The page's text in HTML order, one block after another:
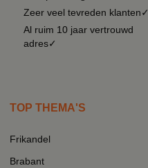
Zeer veel tevreden klanten✓
Al ruim 10 jaar vertrouwd
adres✓
TOP THEMA'S
Frikandel
Brabant